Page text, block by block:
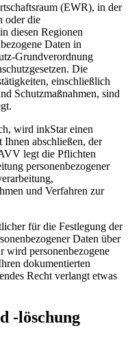
(EWR), in der
oder die
diesen Regionen
Daten in
Grundverordnung
Die
einschließlich
Schutzmaßnahmen, sind
wird inkStar einen
abschließen, der
legt die Pflichten
personenbezogener
und Verfahren zur
für die Festlegung der
Daten über
wird personenbezogene
dokumentierten
Recht verlangt etwas
-löschung